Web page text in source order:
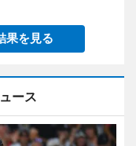
果を見る
ース